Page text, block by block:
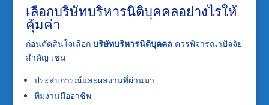
เลือกบริษัทบริหารนิติบุคคลอย่างไรให้
คุ้มค่า
ก่อนตัดสินใจเลือก บริษัทบริหารนิติบุคคล ควรพิจารณาปัจจัย
สำคัญ เช่น
ประสบการณ์และผลงานที่ผ่านมา
ทีมงานมืออาชีพ